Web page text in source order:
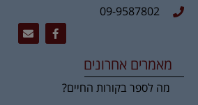
09-9587802
מאמרים אחרונים
מה לספר בקורות החיים?